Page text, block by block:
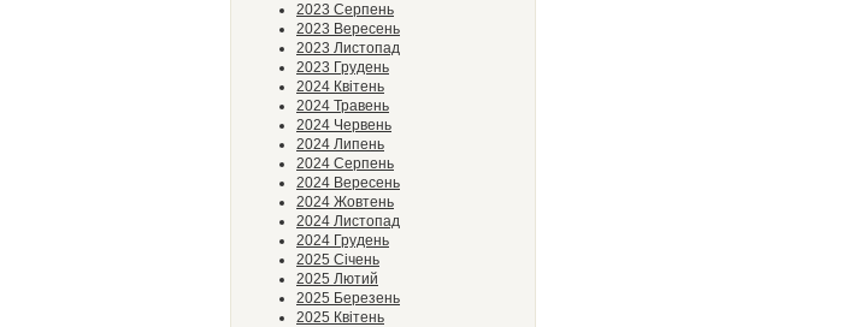
2023 Серпень
2023 Вересень
2023 Листопад
2023 Грудень
2024 Квітень
2024 Травень
2024 Червень
2024 Липень
2024 Серпень
2024 Вересень
2024 Жовтень
2024 Листопад
2024 Грудень
2025 Січень
2025 Лютий
2025 Березень
2025 Квітень